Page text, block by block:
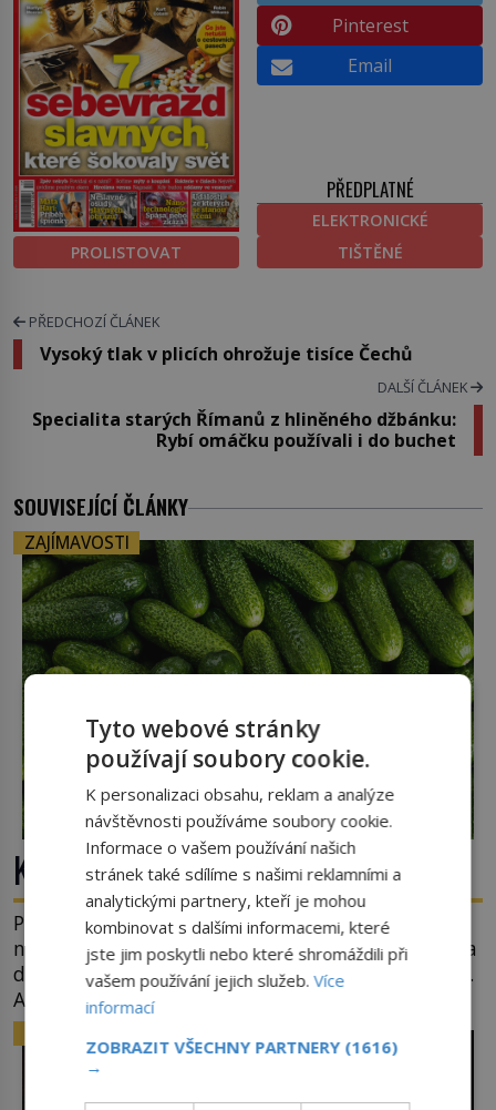
PROLISTOVAT
Pinterest
Email
PŘEDPLATNÉ
ELEKTRONICKÉ
TIŠTĚNÉ
PŘEDCHOZÍ ČLÁNEK
Vysoký tlak v plicích ohrožuje tisíce Čechů
DALŠÍ ČLÁNEK
Specialita starých Římanů z hliněného džbánku:
Rybí omáčku používali i do buchet
SOUVISEJÍCÍ ČLÁNKY
ZAJÍMAVOSTI
Kde se vzala okurková sezóna?
Prostě období, kdy se téměř nic neděje. Divadla
nehrají, v parlamentu se nehlasuje, všichni jsou na
dovolené a média tak nemají o čem mluvit a psát.
A vymýšlejí si proto témata, které nikoho
nezajímají. Proč je však ona letní doba spojovaná
zrovna s okurkami? Okurkovou sezónu známe už
od poloviny 19. století, ovšem jako Češi […]
Tyto webové stránky
používají soubory cookie.
K personalizaci obsahu, reklam a analýze
návštěvnosti používáme soubory cookie.
Informace o vašem používání našich
stránek také sdílíme s našimi reklamními a
analytickými partnery, kteří je mohou
kombinovat s dalšími informacemi, které
jste jim poskytli nebo které shromáždili při
vašem používání jejich služeb.Více
informací
ZOBRAZIT VŠECHNY PARTNERY (1616)
→